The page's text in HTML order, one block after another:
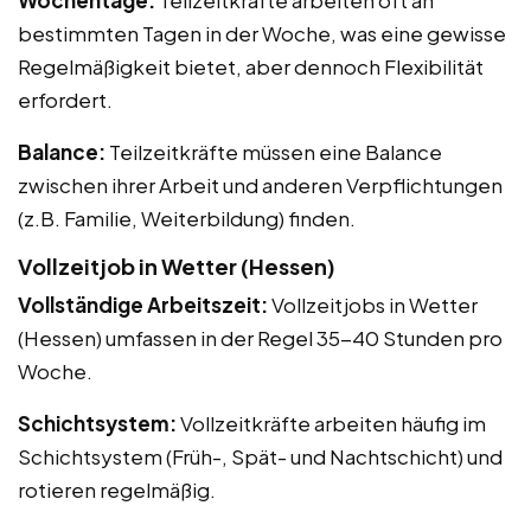
bestimmten Tagen in der Woche, was eine gewisse
Regelmäßigkeit bietet, aber dennoch Flexibilität
erfordert.
Balance: Teilzeitkräfte müssen eine Balance
zwischen ihrer Arbeit und anderen Verpflichtungen
(z.B. Familie, Weiterbildung) finden.
Vollzeitjob in Wetter (Hessen)
Vollständige Arbeitszeit:Vollzeitjobs in Wetter
(Hessen) umfassen in der Regel 35-40 Stunden pro
Woche.
Schichtsystem:Vollzeitkräfte arbeiten häufig im
Schichtsystem (Früh-, Spät- und Nachtschicht) und
rotieren regelmäßig.